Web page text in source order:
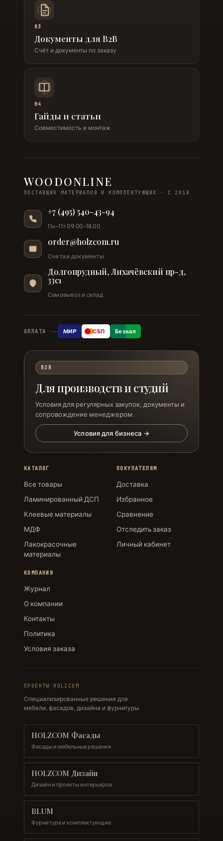
03
Документы для B2B
Счёт и документы по заказу
04
Гайды и статьи
Совместимость и монтаж
WOODONLINE
ПОСТАВЩИК МАТЕРИАЛОВ И КОМПЛЕКТУЮЩИХ · С 2018
+7 (495) 540-43-94
Пн–Пт 09:00–18:00
order@holzcom.ru
Счета и документы
Долгопрудный, Лихачёвский пр-д,
33с1
Самовывоз и склад
ОПЛАТА МИР СБП Безнал
B2B
Для производств и студий
Условия для регулярных закупок, документы и
сопровождение менеджером.
Условия для бизнеса →
КАТАЛОГ
Все товары
Ламинированный ДСП
Клеевые материалы
МДФ
Лакокрасочные
материалы
ПОКУПАТЕЛЯМ
Доставка
Избранное
Сравнение
Отследить заказ
Личный кабинет
КОМПАНИЯ
Журнал
О компании
Контакты
Политика
Условия заказа
ПРОЕКТЫ HOLZCOM
Специализированные решения для
мебели, фасадов, дизайна и фурнитуры.
HOLZCOM Фасады
Фасады и мебельные решения
HOLZCOM Дизайн
Дизайн и проекты интерьеров
BLUM
Фурнитура и комплектующие